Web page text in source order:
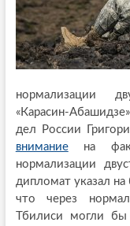
нормализации
«Карасин-
дел России
вниманиена
нормализации
дипломат указал на
что через
Тбилиси могли бы